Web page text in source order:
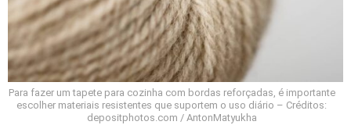
Para fazer um tapete para cozinha com bordas reforçadas, é importante
escolher materiais resistentes que suportem o uso diário – Créditos:
depositphotos.com / AntonMatyukha